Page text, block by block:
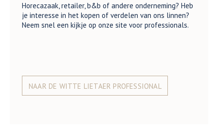
Horecazaak, retailer, b&b of andere onderneming? Heb
je interesse in het kopen of verdelen van ons linnen?
Neem snel een kijkje op onze site voor professionals.
NAAR DE WITTE LIETAER PROFESSIONAL